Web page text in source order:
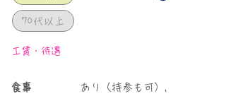
70代以上
工賃・待遇
食事
あり（持参も可）,